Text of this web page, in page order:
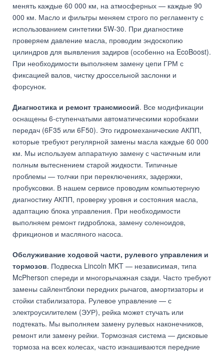
менять каждые 60 000 км, на атмосферных — каждые 90
000 км. Масло и фильтры меняем строго по регламенту с
использованием синтетики 5W-30. При диагностике
проверяем давление масла, проводим эндоскопию
цилиндров для выявления задиров (особенно на EcoBoost).
При необходимости выполняем замену цепи ГРМ с
фиксацией валов, чистку дроссельной заслонки и
форсунок.
Диагностика и ремонт трансмиссий. Все модификации
оснащены 6-ступенчатыми автоматическими коробками
передач (6F35 или 6F50). Это гидромеханические АКПП,
которые требуют регулярной замены масла каждые 60 000
км. Мы используем аппаратную замену с частичным или
полным вытеснением старой жидкости. Типичные
проблемы — толчки при переключениях, задержки,
пробуксовки. В нашем сервисе проводим компьютерную
диагностику АКПП, проверку уровня и состояния масла,
адаптацию блока управления. При необходимости
выполняем ремонт гидроблока, замену соленоидов,
фрикционов и масляного насоса.
Обслуживание ходовой части, рулевого управления и
тормозов. Подвеска Lincoln MKT — независимая, типа
McPherson спереди и многорычажная сзади. Часто требуют
замены сайлентблоки передних рычагов, амортизаторы и
стойки стабилизатора. Рулевое управление — с
электроусилителем (ЭУР), рейка может стучать или
подтекать. Мы выполняем замену рулевых наконечников,
ремонт или замену рейки. Тормозная система — дисковые
тормоза на всех колесах, часто изнашиваются передние